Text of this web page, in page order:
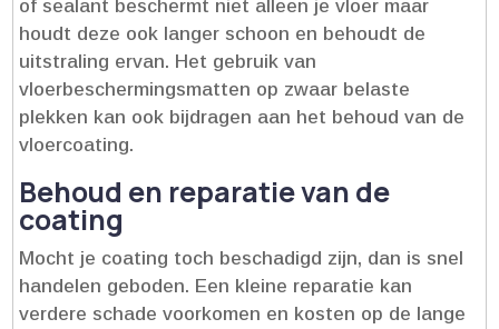
of sealant beschermt niet alleen je vloer maar
houdt deze ook langer schoon en behoudt de
uitstraling ervan.​ Het gebruik van
vloerbeschermingsmatten op zwaar belaste
plekken kan ook bijdragen aan het behoud van de
vloercoating.​
Behoud en reparatie van de
coating
Mocht je coating toch beschadigd zijn, dan is snel
handelen geboden.​ Een kleine reparatie kan
verdere schade voorkomen en kosten op de lange